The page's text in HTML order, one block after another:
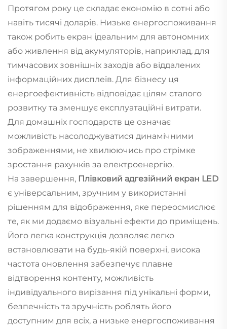
Протягом року це складає економію в сотні або
навіть тисячі доларів. Низьке енергоспоживання
також робить екран ідеальним для автономних
або живлення від акумуляторів, наприклад, для
тимчасових зовнішніх заходів або віддалених
інформаційних дисплеїв. Для бізнесу ця
енергоефективність відповідає цілям сталого
розвитку та зменшує експлуатаційні витрати.
Для домашніх господарств це означає
можливість насолоджуватися динамічними
зображеннями, не хвилюючись про стрімке
зростання рахунків за електроенергію.
На завершення, Плівковий адгезійний екран LED
є універсальним, зручним у використанні
рішенням для відображення, яке переосмислює
те, як ми додаємо візуальні ефекти до приміщень.
Його легка конструкція дозволяє легко
встановлювати на будь-якій поверхні, висока
частота оновлення забезпечує плавне
відтворення контенту, можливість
індивідуального вирізання під унікальні форми,
безпечність та зручність роблять його
доступним для всіх, а низьке енергоспоживання